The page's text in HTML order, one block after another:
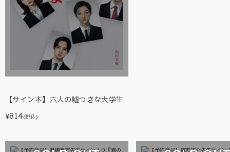
【サイン本】六人の嘘つきな大学生
¥814(税込)